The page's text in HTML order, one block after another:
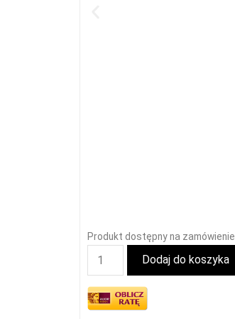
Produkt dostępny na zamówienie
Dodaj do koszyka